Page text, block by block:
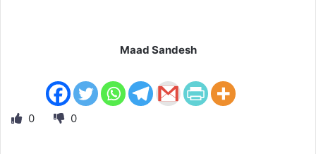
Maad Sandesh
0 0